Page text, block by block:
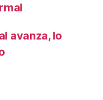
avanza, lo